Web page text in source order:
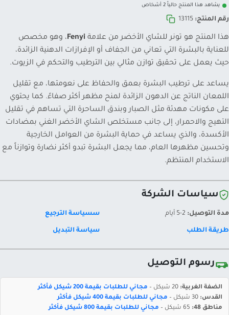
يشاهد هذا المنتج حالياً 2 أشخاص
رقم المنتج: 13115
هذا المنتج هو تونر للشاي الأخضر من علامة Fenyi، وهو مخصص
للعناية بالبشرة التي تعاني من الجفاف أو الإفرازات الدهنية الزائدة،
حيث يعمل على تحقيق توازن مثالي بين الترطيب والتحكم في الزيوت.
يساعد على ترطيب البشرة بعمق والحفاظ على نعومتها، مع تقليل
اللمعان الناتج عن الدهون الزائدة لمنح مظهر أكثر صفاءً. كما يحتوي
على مكونات مهدئة مثل الصبار وبندق الساحرة التي تساهم في تقليل
التهيج والاحمرار، إلى جانب مستخلص الشاي الأخضر الغني بمضادات
الأكسدة، والذي يساعد في حماية البشرة من العوامل الخارجية
وتحسين مظهرها العام، مما يجعل البشرة تبدو أكثر نضارة وتوازناً مع
الاستخدام المنتظم.
سياسات الشركة
مدة التوصيل: سسياسة الترجيع
طريقة الطلب سياسة التبديل
رسوم التوصيل
الضفة الغربية:
مجاني للطلبات بقيمة 200 شيكل فأكثر
القدس:
مجاني للطلبات بقيمة 400 شيكل فأكثر
مناطق 48:
مجاني للطلبات بقيمة 800 شيكل فأكثر